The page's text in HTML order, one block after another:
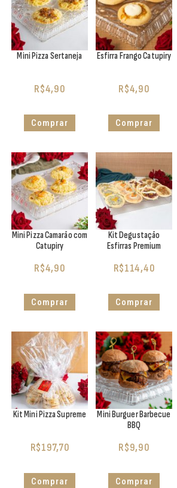
Mini Pizza Sertaneja
R$4,90
Comprar
Esfirra Frango Catupiry
R$4,90
Comprar
Mini Pizza Camarão com
Catupiry
R$4,90
Comprar
Kit Degustação
Esfirras Premium
R$114,40
Comprar
Kit Mini Pizza Supreme
R$197,70
Comprar
Mini Burguer Barbecue
BBQ
R$9,90
Comprar